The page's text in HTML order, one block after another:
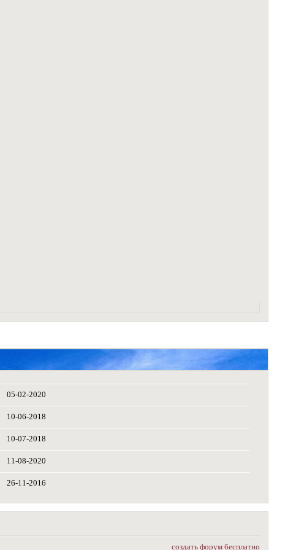
05-02-2020
10-06-2018
10-07-2018
11-08-2020
26-11-2016
создать форум бесплатно